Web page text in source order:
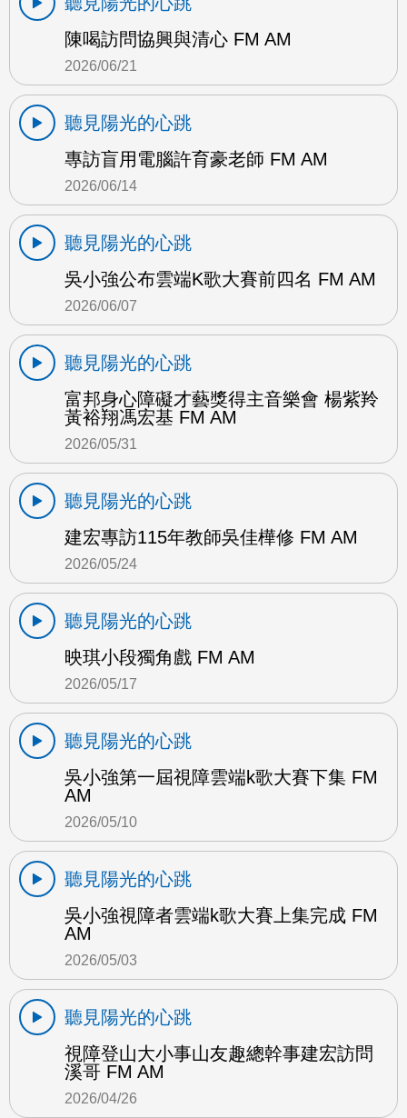
陳喝訪問協興與清心 FM AM
2026/06/21
聽見陽光的心跳
專訪盲用電腦許育豪老師 FM AM
2026/06/14
聽見陽光的心跳
吳小強公布雲端K歌大賽前四名 FM AM
2026/06/07
聽見陽光的心跳
富邦身心障礙才藝獎得主音樂會 楊紫羚
黃裕翔馮宏基 FM AM
2026/05/31
聽見陽光的心跳
建宏專訪115年教師吳佳樺修 FM AM
2026/05/24
聽見陽光的心跳
映琪小段獨角戲 FM AM
2026/05/17
聽見陽光的心跳
吳小強第一屆視障雲端k歌大賽下集 FM
AM
2026/05/10
聽見陽光的心跳
吳小強視障者雲端k歌大賽上集完成 FM
AM
2026/05/03
聽見陽光的心跳
視障登山大小事山友趣總幹事建宏訪問
溪哥 FM AM
2026/04/26